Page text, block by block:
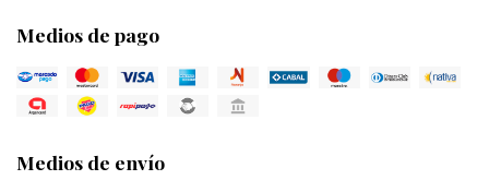
Medios de pago
Medios de envío